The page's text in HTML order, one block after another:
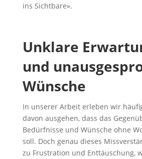
ins Sichtbare».
Unklare
und
Wünsche
In unserer Arbeit erleben wir
davon ausgehen, dass das
Bedürfnisse und Wünsche ohne
soll. Doch genau dieses
zu Frustration und Enttäuschung,